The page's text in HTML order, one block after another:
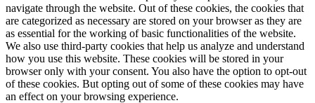
navigate through the website. Out of these cookies, the cookies that
are categorized as necessary are stored on your browser as they are
as essential for the working of basic functionalities of the website.
We also use third-party cookies that help us analyze and understand
how you use this website. These cookies will be stored in your
browser only with your consent. You also have the option to opt-out
of these cookies. But opting out of some of these cookies may have
an effect on your browsing experience.